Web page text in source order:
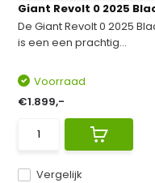
Giant Revolt 0 2025
De Giant Revolt 0 2025
is een een prachtig...
Vergelijk
Voorraad
€1.899,-